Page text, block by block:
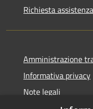
Richiesta assistenza
Amministrazione
Informativa privacy
Note legali